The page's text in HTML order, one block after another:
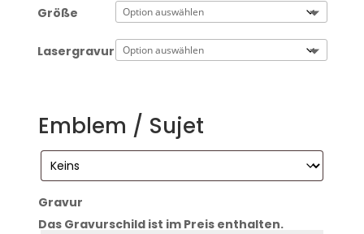
Größe
Lasergravur
Emblem / Sujet
Gravur
Das Gravurschild ist im Preis enthalten.